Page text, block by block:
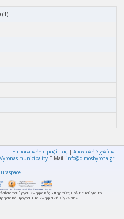
(1)
Επικοινωνήστε μαζί μας | Αποστολή Σχολίων
Vyronas municipality E-Mail: info@dimosbyrona.gr
του Έργου «Ψηφιακές Υπηρεσίες Πολιτισμού για το
Πρόγραμμα «Ψηφιακή Σύγκλιση».